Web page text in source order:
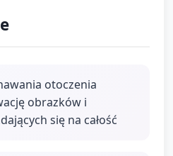
otoczenia
obrazków i
się na całość